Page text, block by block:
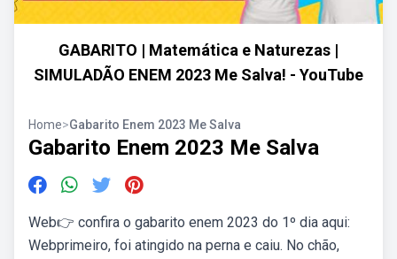
GABARITO | Matemática e Naturezas |
SIMULADÃO ENEM 2023 Me Salva! - YouTube
Home>Gabarito Enem 2023 Me Salva
Gabarito Enem 2023 Me Salva
Web👉 confira o gabarito enem 2023 do 1º dia aqui:
Webprimeiro, foi atingido na perna e caiu. No chão,